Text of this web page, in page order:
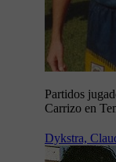
Partidos
Carrizo en
Dykstra,